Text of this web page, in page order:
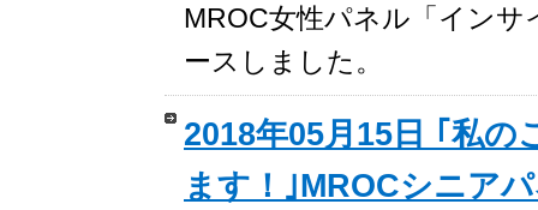
MROC女性パネル「インサ
ースしました。
2018年05月15日 ｢私の
ます！｣MROCシニア